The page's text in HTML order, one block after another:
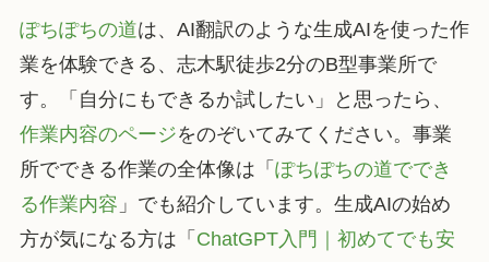
ぽちぽちの道は、AI翻訳のような生成AIを使った作
業を体験できる、志木駅徒歩2分のB型事業所で
す。「自分にもできるか試したい」と思ったら、
作業内容のページをのぞいてみてください。事業
所でできる作業の全体像は「 ぽちぽちの道ででき
る作業内容 」でも紹介しています。生成AIの始め
方が気になる方は「 ChatGPT入門｜初めてでも安